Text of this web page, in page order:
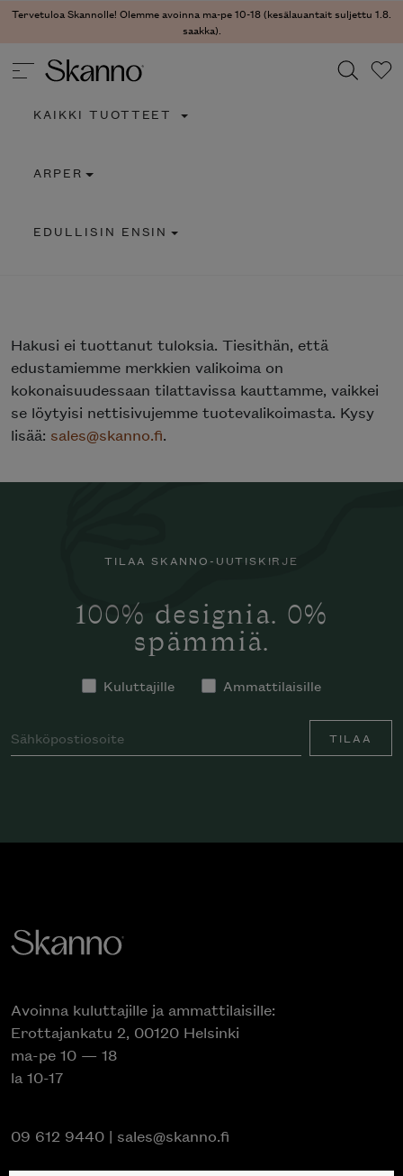
Tervetuloa Skannolle! Olemme avoinna ma-pe 10-18 (kesälauantait suljettu 1.8.
saakka).
Type 2 or more characters for results.
KAIKKI TUOTTEET
ARPER
EDULLISIN ENSIN
Hakusi ei tuottanut tuloksia. Tiesithän, että
edustamiemme merkkien valikoima on
kokonaisuudessaan tilattavissa kauttamme, vaikkei
se löytyisi nettisivujemme tuotevalikoimasta. Kysy
lisää: sales@skanno.fi.
TILAA SKANNO-UUTISKIRJE
100% designia. 0%
spämmiä.
Kuluttajille Ammattilaisille
TILAA
Avoinna kuluttajille ja ammattilaisille:
Erottajankatu 2, 00120 Helsinki
ma-pe 10 — 18
la 10-17
09 612 9440 | sales@skanno.fi